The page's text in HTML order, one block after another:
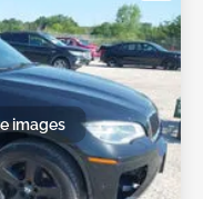
images